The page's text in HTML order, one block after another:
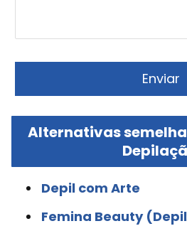
Alternativas
Depil com Arte
Femina Beauty